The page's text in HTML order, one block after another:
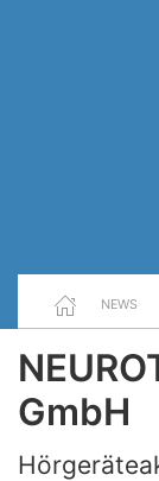
NEWS
GmbH